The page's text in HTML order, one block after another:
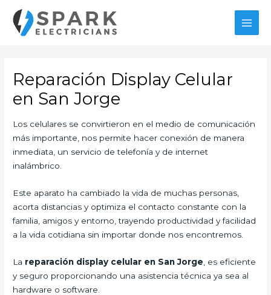
contenido
Reparación Display Celular
en San Jorge
Los celulares se convirtieron en el medio de comunicación
más importante, nos permite hacer conexión de manera
inmediata, un servicio de telefonía y de internet
inalámbrico.
Este aparato ha cambiado la vida de muchas personas,
acorta distancias y optimiza el contacto constante con la
familia, amigos y entorno, trayendo productividad y facilidad
a la vida cotidiana sin importar donde nos encontremos.
La reparación display celular en San Jorge , es eficiente
y seguro proporcionando una asistencia técnica ya sea al
hardware o software.